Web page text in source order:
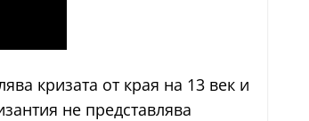
кризата от края на 13 век и
не представлява